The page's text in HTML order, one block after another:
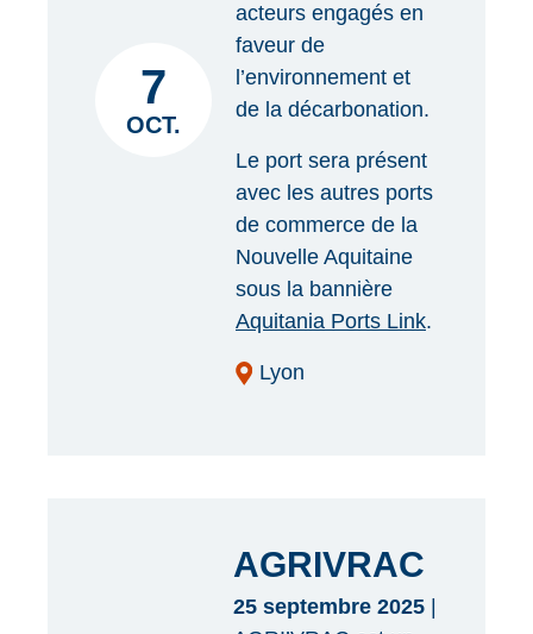
7
OCT.
acteurs engagés en
faveur de
l’environnement et
de la décarbonation.
Le port sera présent
avec les autres ports
de commerce de la
Nouvelle Aquitaine
sous la bannière
Aquitania Ports Link.
Lyon
AGRIVRAC
25 septembre 2025